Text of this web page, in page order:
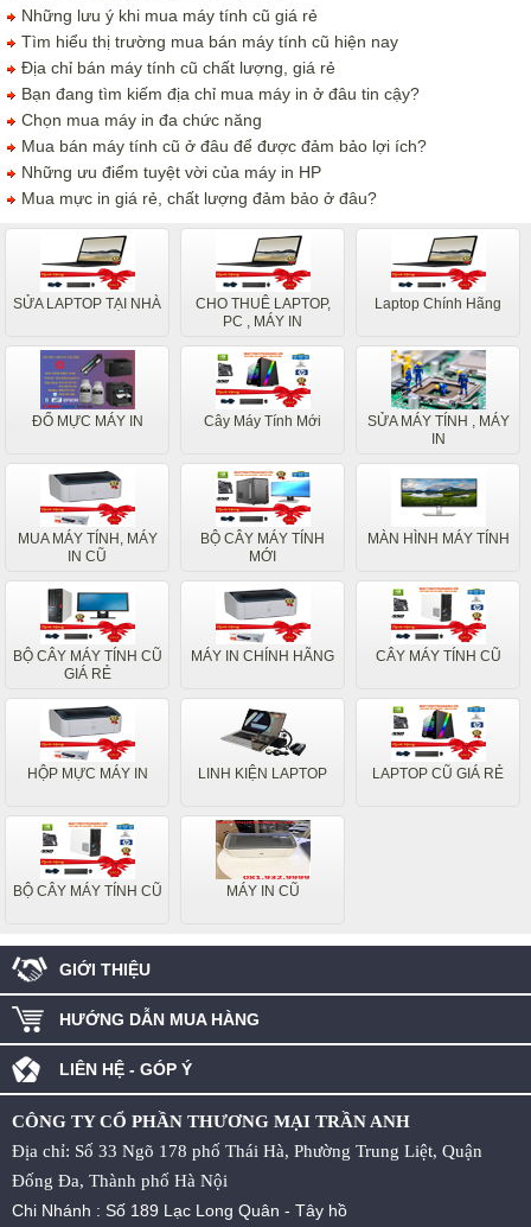
Những lưu ý khi mua máy tính cũ giá rẻ
Tìm hiểu thị trường mua bán máy tính cũ hiện nay
Địa chỉ bán máy tính cũ chất lượng, giá rẻ
Bạn đang tìm kiếm địa chỉ mua máy in ở đâu tin cậy?
Chọn mua máy in đa chức năng
Mua bán máy tính cũ ở đâu để được đảm bảo lợi ích?
Những ưu điểm tuyệt vời của máy in HP
Mua mực in giá rẻ, chất lượng đảm bảo ở đâu?
SỬA LAPTOP TẠI NHÀ
CHO THUÊ LAPTOP,
PC , MÁY IN
Laptop Chính Hãng
ĐỔ MỰC MÁY IN Cây Máy Tính Mới
SỬA MÁY TÍNH , MÁY
IN
MUA MÁY TÍNH, MÁY
IN CŨ
BỘ CÂY MÁY TÍNH
MỚI
MÀN HÌNH MÁY TÍNH
BỘ CÂY MÁY TÍNH CŨ
GIÁ RẺ
MÁY IN CHÍNH HÃNG CÂY MÁY TÍNH CŨ
HỘP MỰC MÁY IN LINH KIỆN LAPTOP LAPTOP CŨ GIÁ RẺ
BỘ CÂY MÁY TÍNH CŨ MÁY IN CŨ
GIỚI THIỆU
HƯỚNG DẪN MUA HÀNG
LIÊN HỆ - GÓP Ý
CÔNG TY CỔ PHẦN THƯƠNG MẠI TRẦN ANH
Địa chỉ: Số 33 Ngõ 178 phố Thái Hà, Phường Trung Liệt, Quận
Đống Đa, Thành phố Hà Nội
Chi Nhánh : Số 189 Lạc Long Quân - Tây hồ